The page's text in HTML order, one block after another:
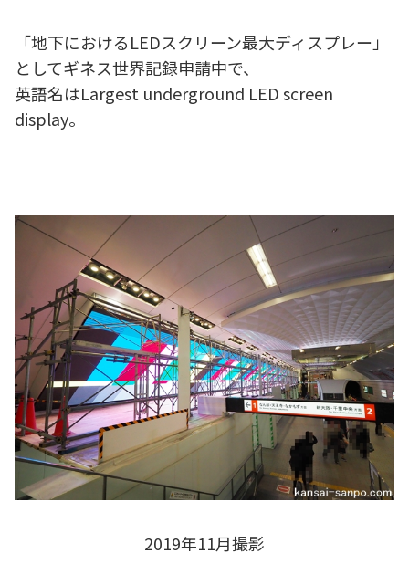
「地下におけるLEDスクリーン最大ディスプレー」
としてギネス世界記録申請中で、
英語名はLargest underground LED screen
display。
2019年11月撮影